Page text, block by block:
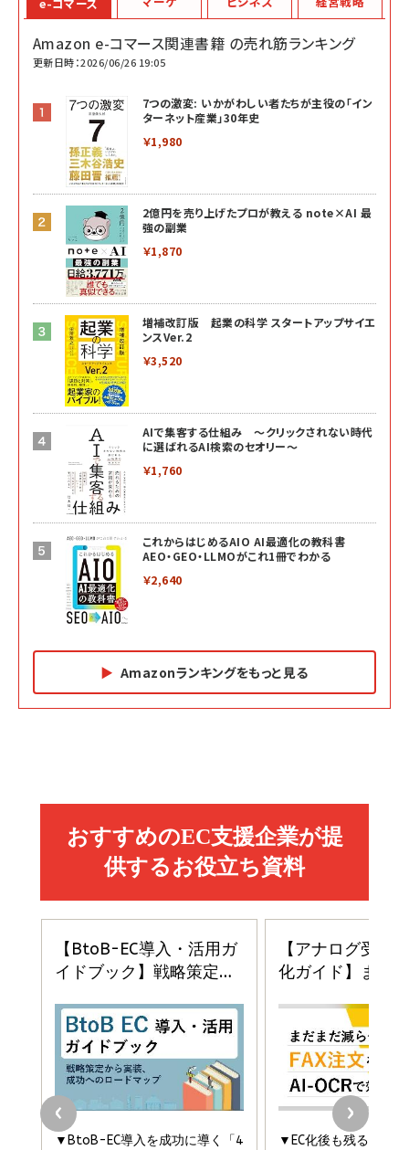
Amazon e-コマース関連書籍 の売れ筋ランキング
更新日時：2026/06/26 19:05
7つの激変: いかがわしい者たちが主役の「イン
ターネット産業」30年史
￥1,980
2億円を売り上げたプロが教える note×AI 最
強の副業
￥1,870
増補改訂版 起業の科学 スタートアップサイエ
ンスVer.2
￥3,520
AIで集客する仕組み ～クリックされない時代
に選ばれるAI検索のセオリー～
￥1,760
これからはじめるAIO AI最適化の教科書
AEO・GEO・LLMOがこれ1冊でわかる
￥2,640
Amazonランキングをもっと見る
副業
￥1,870
小さな会社は戦略が9割
ドリルを売るには穴を売れ
￥1,815
Brand Shift(ブランド・シフト): 「信頼」で選ばれ
る時代の成長戦略
￥2,420
マーケティングの真実 P&G・グリコで学んだ失敗
と成長の法則
￥2,200
カラダ2026／宮舘涼太]
￥880
anan(アンアン)2026/06/24号 No.2500増刊
スペシャルエディション[王道エンタメの矜持／
￥1,100
anan(アンアン)2026/07/08号 No.2502[2026
年後半、あなたの恋と運命／山田涼介]
￥880
ママ投資家が育休中に１億貯めた株式投資
￥1,870
組織の成果を最大化する ルールのデザイン
￥1,980
イシューからはじめよ［改訂版］――知的生産の「シンプ
ルな本質」
￥2,200
経営メモ 16年の起業家人生で得た知見
￥2,750
影響力の武器［新版］：人を動かす七つの原理
￥3,190
フィードバック経営 「沈黙の組織」から「高め合う
組織」へ